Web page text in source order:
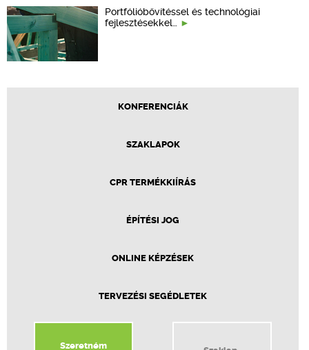
Portfólióbővítéssel és technológiai
fejlesztésekkel…
KONFERENCIÁK
SZAKLAPOK
CPR TERMÉKKIÍRÁS
ÉPÍTÉSI JOG
ONLINE KÉPZÉSEK
TERVEZÉSI SEGÉDLETEK
Szeretném